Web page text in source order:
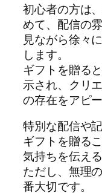
初心者の方は
めて、配信の
見ながら徐々
します。
ギフトを贈る
示され、クリ
の存在をアピ
特別な配信や
ギフトを贈る
気持ちを伝え
ただし、無理
番大切です。